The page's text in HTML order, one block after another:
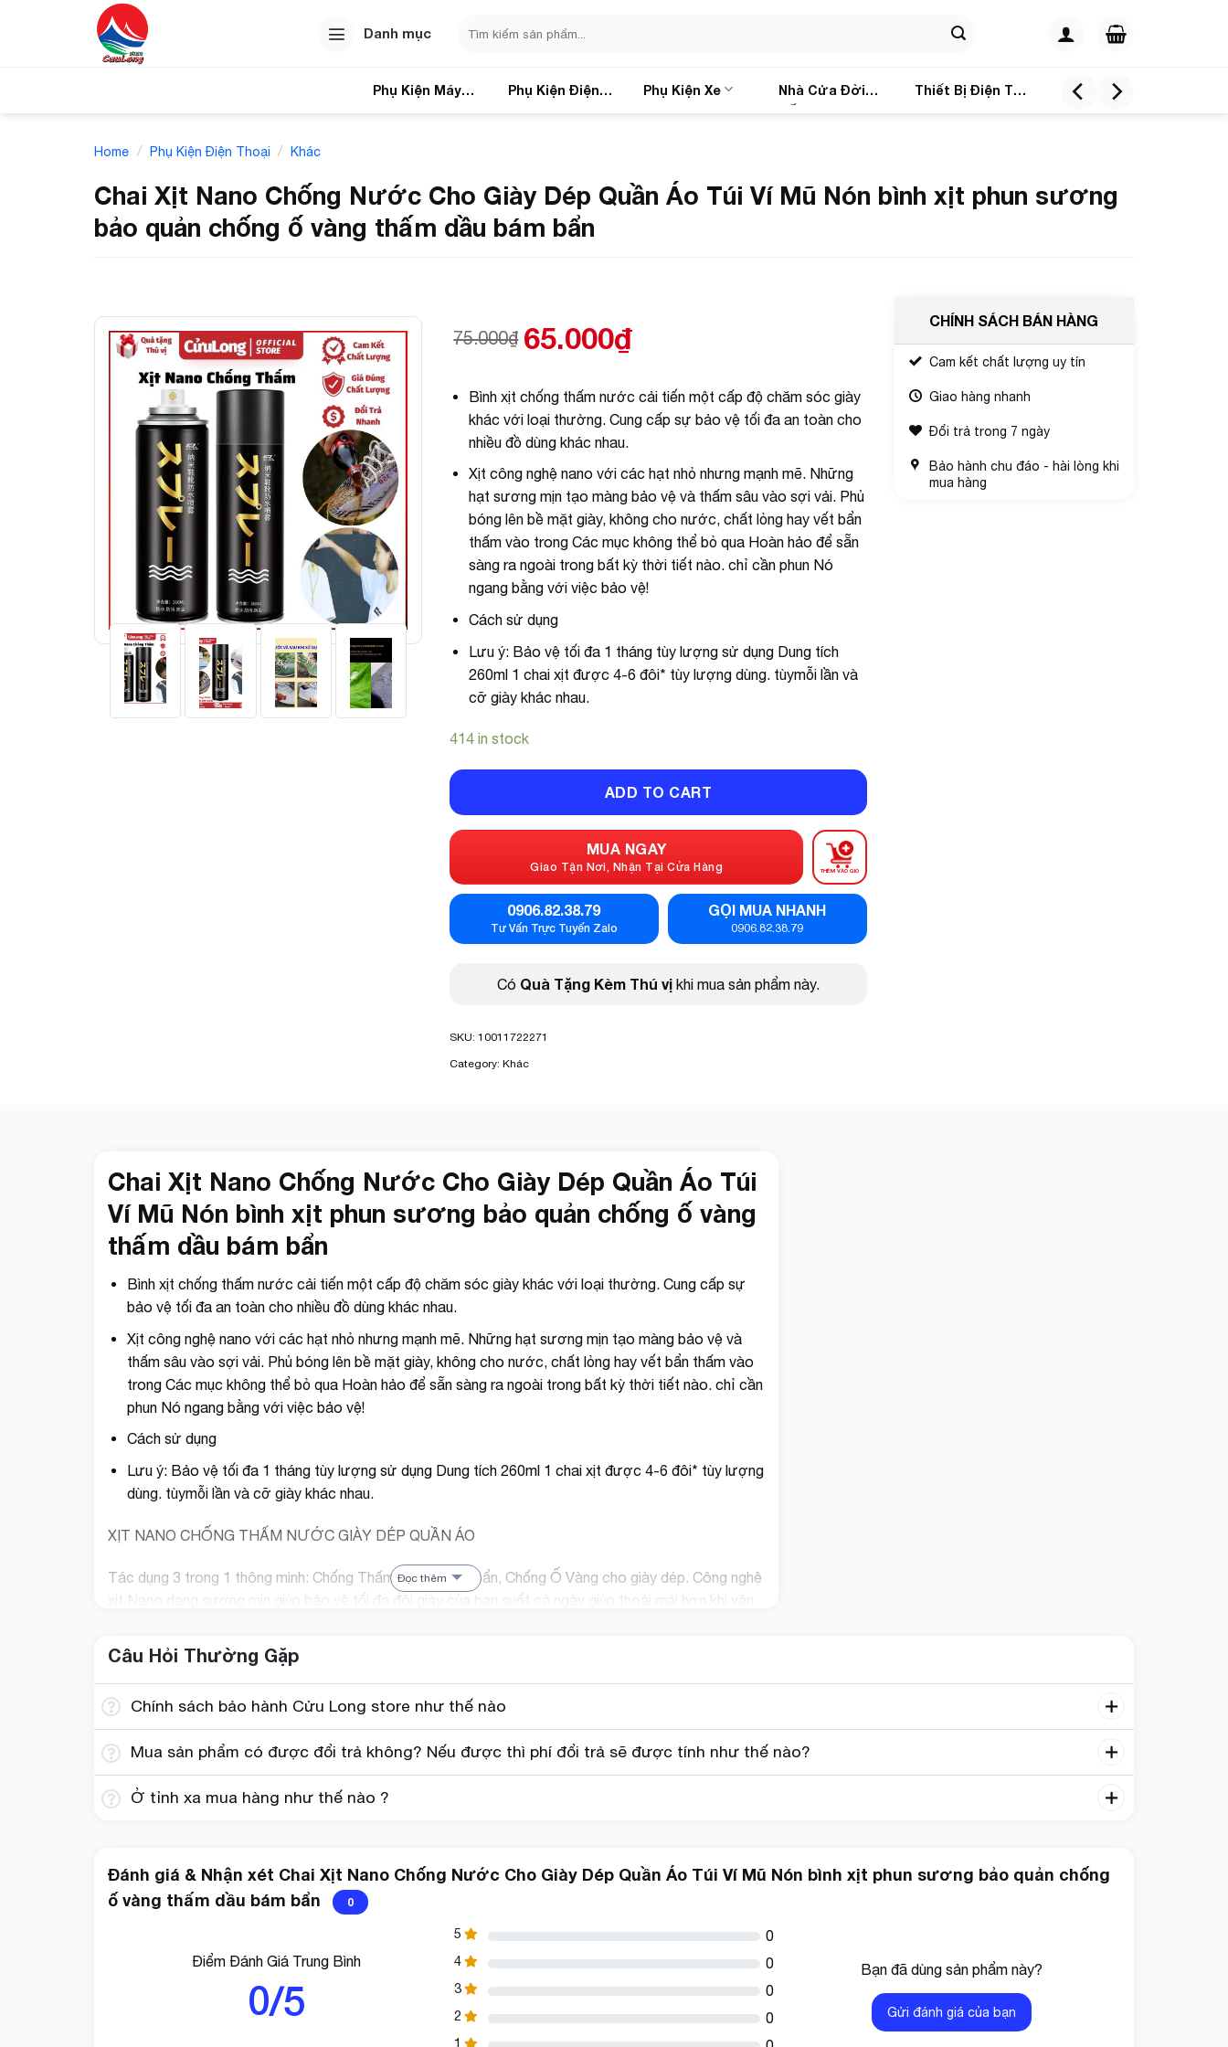
Danh mục
for:
Phụ Kiện Điện
Phụ Kiện Xe
Nhà Cửa Đời
Sống
Thiết Bị Điện Tử
Phụ Kiện Máy
Home / Phụ Kiện Điện Thoại / Khác
Chai Xịt Nano Chống Nước Cho Giày Dép Quần Áo Túi Ví Mũ Nón bình xịt phun sương
bảo quản chống ố vàng thấm dầu bám bẩn
75.000₫ 65.000₫
Bình xịt chống thấm nước cải tiến một cấp độ chăm sóc giày
khác với loại thường. Cung cấp sự bảo vệ tối đa an toàn cho
nhiều đồ dùng khác nhau.
Xịt công nghệ nano với các hạt nhỏ nhưng mạnh mẽ. Những
hạt sương mịn tạo màng bảo vệ và thấm sâu vào sợi vải. Phủ
bóng lên bề mặt giày, không cho nước, chất lỏng hay vết bẩn
thấm vào trong Các mục không thể bỏ qua Hoàn hảo để sẵn
sàng ra ngoài trong bất kỳ thời tiết nào. chỉ cần phun Nó
ngang bằng với việc bảo vệ!
Cách sử dụng
Lưu ý: Bảo vệ tối đa 1 tháng tùy lượng sử dụng Dung tích
260ml 1 chai xịt được 4-6 đôi* tùy lượng dùng. tùymỗi lần và
cỡ giày khác nhau.
414 in stock
ADD TO CART
MUA NGAY
Giao Tận Nơi, Nhận Tại Cửa Hàng THÊM VÀO GIỎ
0906.82.38.79
Tư Vấn Trực Tuyến Zalo
GỌI MUA NHANH
0906.82.38.79
Có Quà Tặng Kèm Thú vị khi mua sản phẩm này.
SKU:10011722271
Category:Khác
CHÍNH SÁCH BÁN HÀNG
Cam kết chất lượng uy tín
Giao hàng nhanh
Đổi trả trong 7 ngày
Bảo hành chu đáo - hài lòng khi
mua hàng
Chai Xịt Nano Chống Nước Cho Giày Dép Quần Áo Túi
Ví Mũ Nón bình xịt phun sương bảo quản chống ố vàng
thấm dầu bám bẩn
Bình xịt chống thấm nước cải tiến một cấp độ chăm sóc giày khác với loại thường. Cung cấp sự
bảo vệ tối đa an toàn cho nhiều đồ dùng khác nhau.
Xịt công nghệ nano với các hạt nhỏ nhưng mạnh mẽ. Những hạt sương mịn tạo màng bảo vệ và
thấm sâu vào sợi vải. Phủ bóng lên bề mặt giày, không cho nước, chất lỏng hay vết bẩn thấm vào
trong Các mục không thể bỏ qua Hoàn hảo để sẵn sàng ra ngoài trong bất kỳ thời tiết nào. chỉ cần
phun Nó ngang bằng với việc bảo vệ!
Cách sử dụng
Lưu ý: Bảo vệ tối đa 1 tháng tùy lượng sử dụng Dung tích 260ml 1 chai xịt được 4-6 đôi* tùy lượng
dùng. tùymỗi lần và cỡ giày khác nhau.
XỊT NANO CHỐNG THẤM NƯỚC GIÀY DÉP QUẦN ÁO
Tác dụng 3 trong 1 thông minh: Chống Thấm, Chống Bụi Bẩn, Chống Ố Vàng cho giày dép. Công nghệ
xịt Nano dạng sương mịn giúp bảo vệ tối đa đôi giày của bạn suốt cả ngày giúp thoải mái hơn khi vận
Thành phần : Với thành phần chính là chất phủ nano chống thấm nước bụi bẩn.
Sử dụng cho : Dùng được cho cả giày, dép, túi xách, ví, balô… chất liệu da, vải hay nhựa…
Mùi hương : Mùi hương dễ chịu
Đọc thêm
Câu Hỏi Thường Gặp
Chính sách bảo hành Cửu Long store như thế nào
Mua sản phẩm có được đổi trả không? Nếu được thì phí đổi trả sẽ được tính như thế nào?
Ở tỉnh xa mua hàng như thế nào ?
Đánh giá & Nhận xét Chai Xịt Nano Chống Nước Cho Giày Dép Quần Áo Túi Ví Mũ Nón bình xịt phun sương bảo quản chống
ố vàng thấm dầu bám bẩn
0
Điểm Đánh Giá Trung Bình
0/5
5 0
4 0
3 0
2 0
1
Bạn đã dùng sản phẩm này?
Gửi đánh giá của bạn